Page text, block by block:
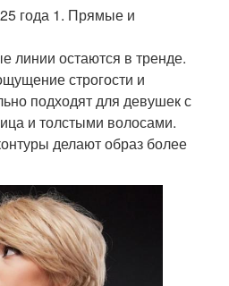
года 1. Прямые и
линии остаются в тренде.
строгости и
подходят для девушек с
и толстыми волосами.
делают образ более